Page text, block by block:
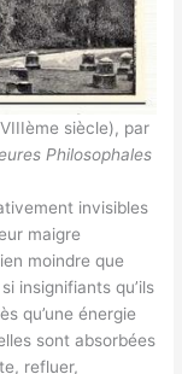
siècle), par
Philosophales
invisibles
maigre
moindre que
insignifiants qu’ils
qu’une énergie
sont absorbées
refluer,